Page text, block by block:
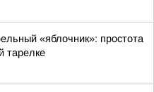
«яблочник»: простота
тарелке